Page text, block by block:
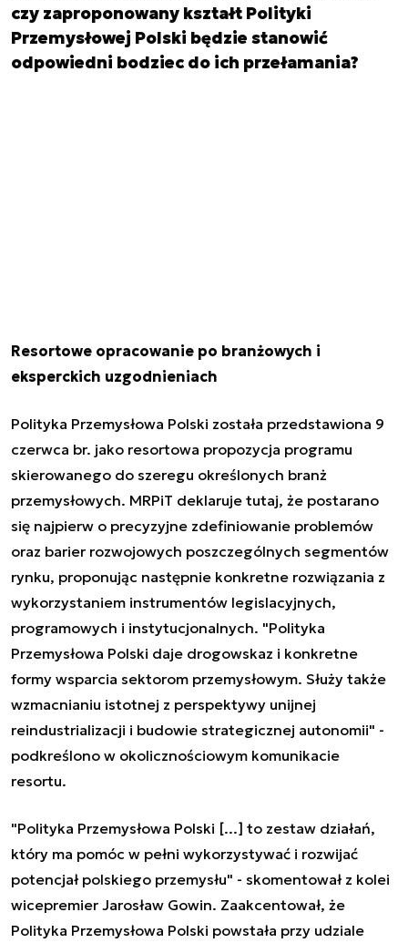
czy zaproponowany kształt Polityki
Przemysłowej Polski będzie stanowić
odpowiedni bodziec do ich przełamania?
Resortowe opracowanie po branżowych i
eksperckich uzgodnieniach
Polityka Przemysłowa Polski została przedstawiona 9
czerwca br. jako resortowa propozycja programu
skierowanego do szeregu określonych branż
przemysłowych. MRPiT deklaruje tutaj, że postarano
się najpierw o precyzyjne zdefiniowanie problemów
oraz barier rozwojowych poszczególnych segmentów
rynku, proponując następnie konkretne rozwiązania z
wykorzystaniem instrumentów legislacyjnych,
programowych i instytucjonalnych. "Polityka
Przemysłowa Polski daje drogowskaz i konkretne
formy wsparcia sektorom przemysłowym. Służy także
wzmacnianiu istotnej z perspektywy unijnej
reindustrializacji i budowie strategicznej autonomii" -
podkreślono w okolicznościowym komunikacie
resortu.
"Polityka Przemysłowa Polski [...] to zestaw działań,
który ma pomóc w pełni wykorzystywać i rozwijać
potencjał polskiego przemysłu" - skomentował z kolei
wicepremier Jarosław Gowin. Zaakcentował, że
Polityka Przemysłowa Polski powstała przy udziale